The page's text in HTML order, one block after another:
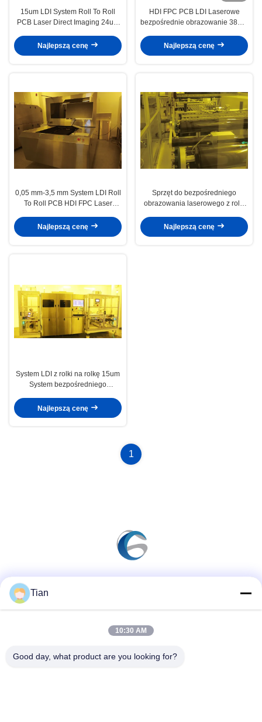
15um LDI System Roll To Roll
PCB Laser Direct Imaging 24um
Najlepszą cenę
HDI FPC PCB LDI Laserowe
bezpośrednie obrazowanie 380 V
Najlepszą cenę
0,05 mm-3,5 mm System LDI Roll
To Roll PCB HDI FPC Laser
Najlepszą cenę
Sprzęt do bezpośredniego
obrazowania laserowego z rolki
Najlepszą cenę
System LDI z rolki na rolkę 15um
System bezpośredniego
24um 12um
Najlepszą cenę
1
Tian
10:30 AM
Good day, what product are you looking for?